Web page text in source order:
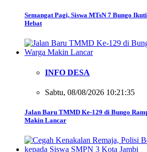
Semangat Pagi, Siswa MTsN 7 Bungo
Hebat
INFO DESA
Sabtu, 08/08/2026 10:21:35
Jalan Baru TMMD Ke-129 di Bungo
Makin Lancar